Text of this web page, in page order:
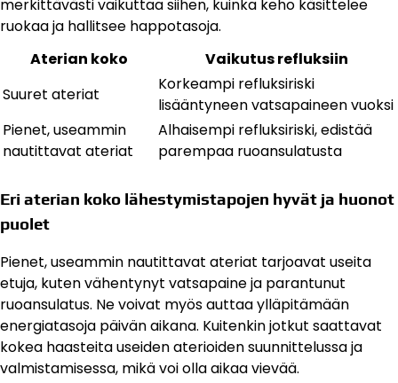
merkittävästi vaikuttaa siihen, kuinka keho käsittelee
ruokaa ja hallitsee happotasoja.
Aterian koko
Vaikutus refluksiin
Suuret ateriat
Korkeampi refluksiriski
lisääntyneen vatsapaineen vuoksi
Pienet, useammin
nautittavat ateriat
Alhaisempi refluksiriski, edistää
parempaa ruoansulatusta
Eri aterian koko lähestymistapojen hyvät ja huonot
puolet
Pienet, useammin nautittavat ateriat tarjoavat useita
etuja, kuten vähentynyt vatsapaine ja parantunut
ruoansulatus. Ne voivat myös auttaa ylläpitämään
energiatasoja päivän aikana. Kuitenkin jotkut saattavat
kokea haasteita useiden aterioiden suunnittelussa ja
valmistamisessa, mikä voi olla aikaa vievää.